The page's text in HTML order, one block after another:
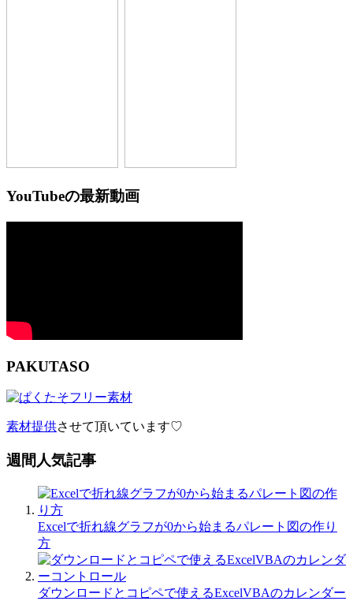
YouTubeの最新動画
PAKUTASO
素材提供させて頂いています♡
週間人気記事
Excelで折れ線グラフが0から始まるパレート図の作り
方
ダウンロードとコピペで使えるExcelVBAのカレンダー